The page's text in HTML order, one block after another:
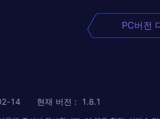
PC버전
14 현재 버전 : 1.8.1